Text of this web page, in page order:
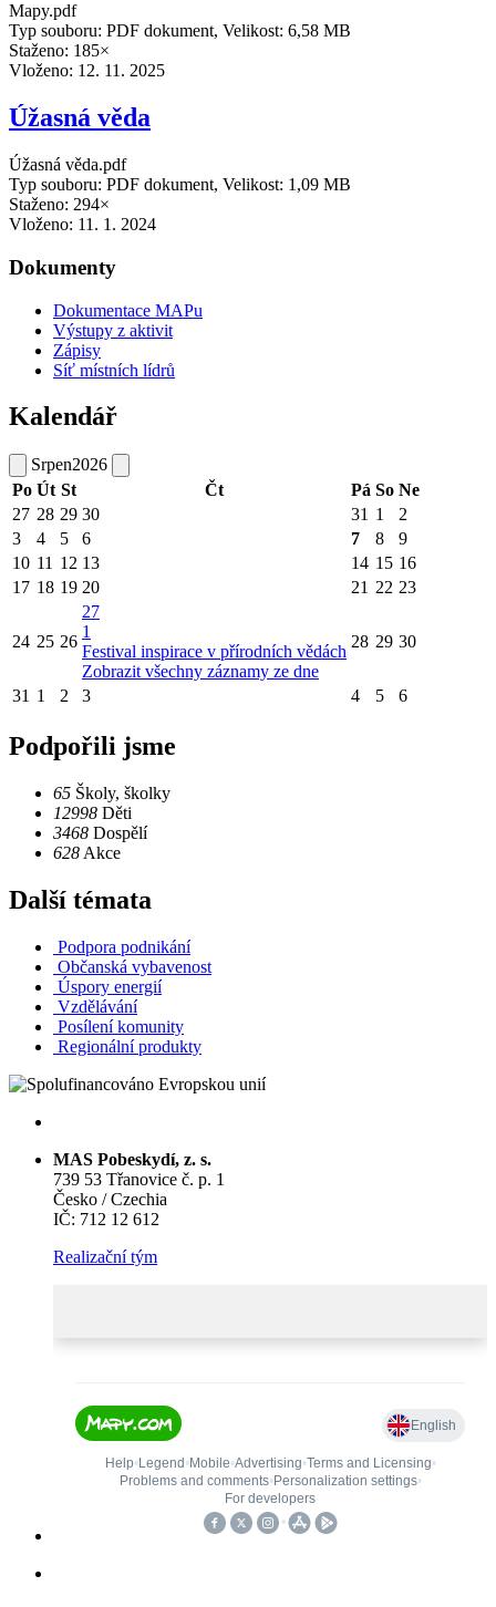
Mapy.pdf
Typ souboru: PDF dokument, Velikost: 6,58 MB
Staženo: 185×
Vloženo: 12. 11. 2025
Úžasná věda
Úžasná věda.pdf
Typ souboru: PDF dokument, Velikost: 1,09 MB
Staženo: 294×
Vloženo: 11. 1. 2024
Dokumenty
Dokumentace MAPu
Výstupy z aktivit
Zápisy
Síť místních lídrů
Kalendář
Srpen2026
Po Út St Čt Pá So Ne
27 28 29 30 31 1
2
3
4 5 6 7 8
9
10 11 12 13 14 15 16
17 18 19 20 21 22 23
24 25 26
27
1
Festival inspirace v přírodních vědách
Zobrazit všechny záznamy ze dne
28 29 30
31 1 2 3 4 5 6
Podpořili jsme
65 Školy, školky
12998 Děti
3468 Dospělí
628 Akce
Další témata
Podpora podnikání
Občanská vybavenost
Úspory energií
Vzdělávání
Posílení komunity
Regionální produkty
MAS Pobeskydí, z. s.
739 53 Třanovice č. p. 1
Česko / Czechia
IČ: 712 12 612
Realizační tým